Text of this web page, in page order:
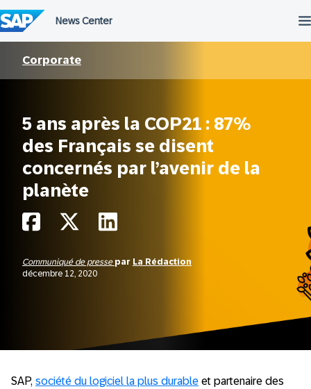
au
contenu
Corporate
5 ans après la COP21 : 87%
des Français se disent
concernés par l’avenir de la
planète
Communiqué de presse par La Rédaction
décembre 12, 2020
SAP, société du logiciel la plus durable et partenaire des